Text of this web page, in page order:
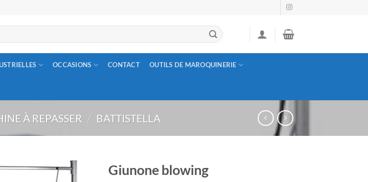
OCCASIONS CONTACT OUTILS DE MAROQUINERIE
À REPASSER / BATTISTELLA
Giunone blowing